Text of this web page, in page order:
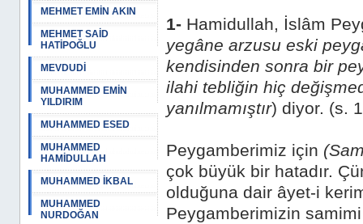
MEHMET EMİN AKIN
MEHMET SAİD
HATİPOĞLU
MEVDUDİ
MUHAMMED EMİN
YILDIRIM
MUHAMMED ESED
MUHAMMED
HAMİDULLAH
MUHAMMED İKBAL
MUHAMMED
NURDOĞAN
1- Hamidullah, İslâm
yegâne arzusu eski
kendisinden sonra bir
ilahi tebliğin hiç
yanılmamıştır) diyor. (s.
Peygamberimiz için
çok büyük bir hatadır.
olduğuna dair âyet-i
Peygamberimizin